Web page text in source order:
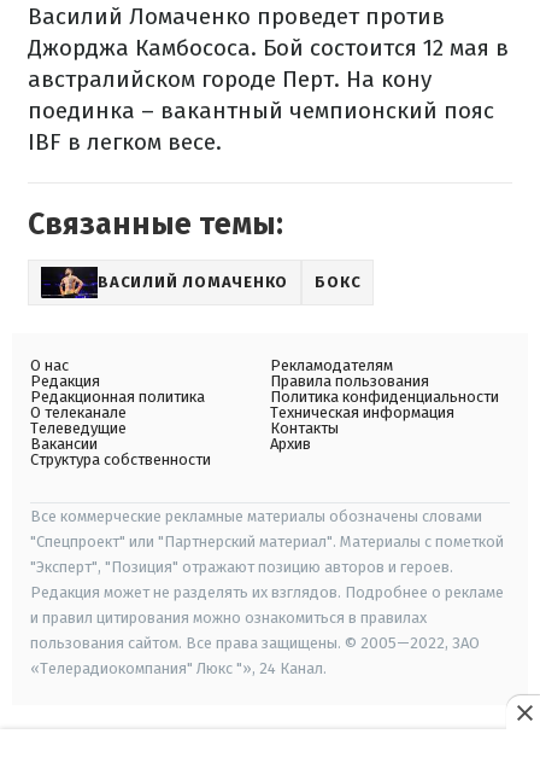
Василий Ломаченко проведет против
Джорджа Камбососа. Бой состоится 12 мая в
австралийском городе Перт. На кону
поединка – вакантный чемпионский пояс
IBF в легком весе.
Связанные темы:
ВАСИЛИЙ ЛОМАЧЕНКО БОКС
О нас
Редакция
Редакционная политика
О телеканале
Телеведущие
Вакансии
Структура собственности
Рекламодателям
Правила пользования
Политика конфиденциальности
Техническая информация
Контакты
Архив
Все коммерческие рекламные материалы обозначены словами
"Спецпроект" или "Партнерский материал". Материалы с пометкой
"Эксперт", "Позиция" отражают позицию авторов и героев.
Редакция может не разделять их взглядов. Подробнее о рекламе
и правил цитирования можно ознакомиться в правилах
пользования сайтом. Все права защищены. © 2005—2022, ЗАО
«Телерадиокомпания" Люкс "», 24 Канал.